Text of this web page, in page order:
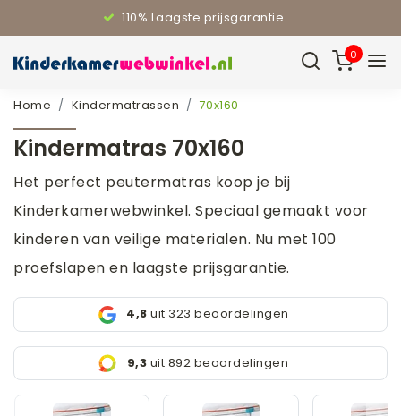
110% Laagste prijsgarantie
0
Home Kindermatrassen 70x160
Kindermatras 70x160
Het perfect peutermatras koop je bij
Kinderkamerwebwinkel. Speciaal gemaakt voor
kinderen van veilige materialen. Nu met 100
proefslapen en laagste prijsgarantie.
4,8 uit 323 beoordelingen
9,3 uit 892 beoordelingen